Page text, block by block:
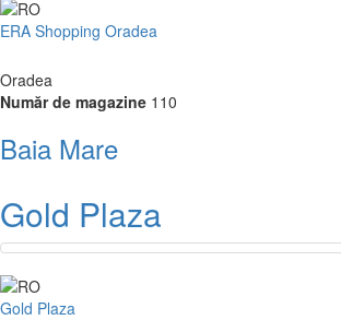
ERA Shopping Oradea
Oradea
Număr de magazine 110
Baia Mare
Gold Plaza
Gold Plaza